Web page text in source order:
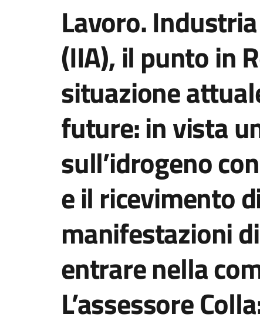
Lavoro.
(IIA), il punto in
situazione
future: in vista
sull’idrogeno
e il ricevimento
manifestazioni
entrare nella
L’assessore